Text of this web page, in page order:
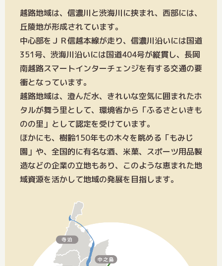
越路地域は、信濃川と渋海川に挟まれ、西部には、
丘陵地が形成されています。
中心部をＪＲ信越本線が走り、信濃川沿いには国道
351号、渋海川沿いには国道404号が縦貫し、長岡
南越路スマートインターチェンジを有する交通の要
衝となっています。
越路地域は、澄んだ水、きれいな空気に囲まれたホ
タルが舞う里として、環境省から「ふるさといきも
のの里」として認定を受けています。
ほかにも、樹齢150年もの木々を眺める「もみじ
園」や、全国的に有名な酒、米菓、スポーツ用品製
造などの企業の立地もあり、このような恵まれた地
域資源を活かして地域の発展を目指します。